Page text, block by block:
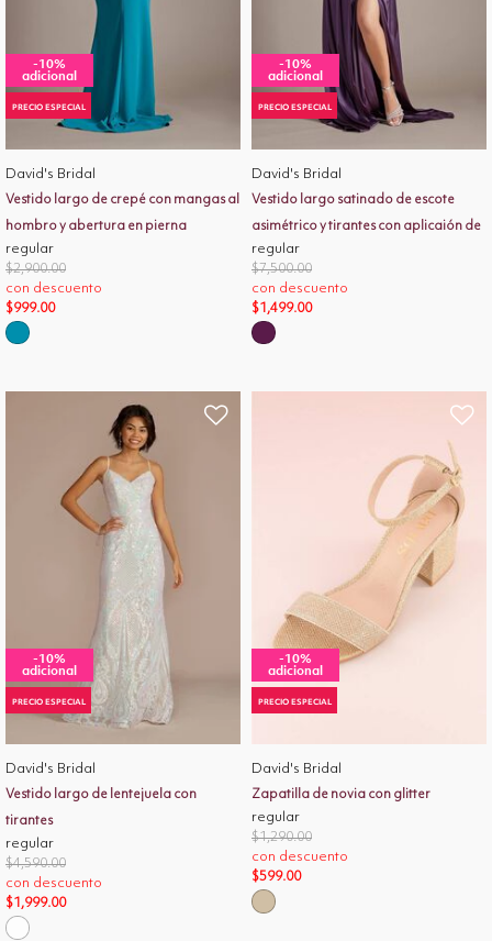
-10%
adicional
PRECIO ESPECIAL
David's Bridal
Vestido largo de crepé con mangas al
hombro y abertura en pierna
regular
Price reduced from
$2,900.00to
con descuento
$999.00
-10%
adicional
PRECIO ESPECIAL
David's Bridal
Vestido largo satinado de escote
asimétrico y tirantes con aplicaión de
pedrería
regular
Price reduced from
$7,500.00to
con descuento
$1,499.00
-10%
adicional
PRECIO ESPECIAL
David's Bridal
Vestido largo de lentejuela con
tirantes
regular
Price reduced from
$4,590.00to
con descuento
$1,999.00
-10%
adicional
PRECIO ESPECIAL
David's Bridal
Zapatilla de novia con glitter
regular
Price reduced from
$1,290.00to
con descuento
$599.00